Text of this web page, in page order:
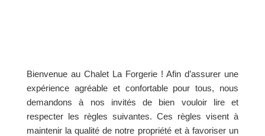
Bienvenue au Chalet La Forgerie ! Afin d’assurer une
expérience agréable et confortable pour tous, nous
demandons à nos invités de bien vouloir lire et
respecter les règles suivantes. Ces règles visent à
maintenir la qualité de notre propriété et à favoriser un